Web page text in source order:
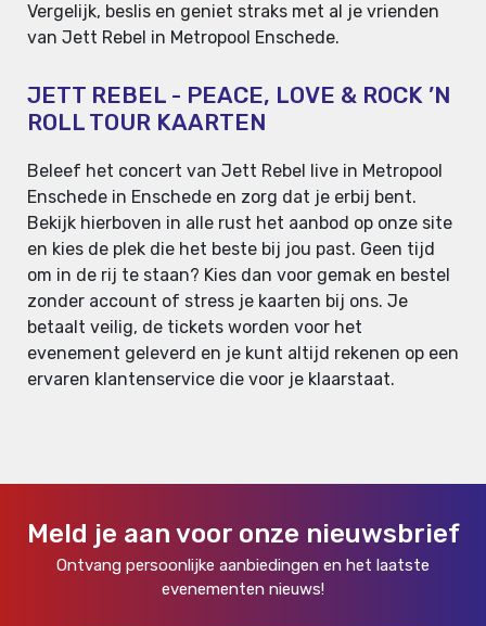
Vergelijk, beslis en geniet straks met al je vrienden
van Jett Rebel in Metropool Enschede.
JETT REBEL - PEACE, LOVE & ROCK ’N
ROLL TOUR KAARTEN
Beleef het concert van Jett Rebel live in Metropool
Enschede in Enschede en zorg dat je erbij bent.
Bekijk hierboven in alle rust het aanbod op onze site
en kies de plek die het beste bij jou past. Geen tijd
om in de rij te staan? Kies dan voor gemak en bestel
zonder account of stress je kaarten bij ons. Je
betaalt veilig, de tickets worden voor het
evenement geleverd en je kunt altijd rekenen op een
ervaren klantenservice die voor je klaarstaat.
Meld je aan voor onze nieuwsbrief
Ontvang persoonlijke aanbiedingen en het laatste
evenementen nieuws!